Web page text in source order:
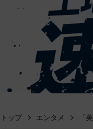
トップ エンタメ 「